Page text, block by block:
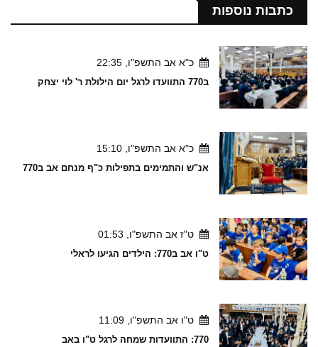
כתבות נוספות
כ"א אב התשפ"ו, 22:35
ב770 התוועדו לרגל יום הילולת ר' לוי יצחק
כ"א אב התשפ"ו, 15:10
אנ"ש והתמימים בתפילות כ"ף מנחם אב ב770
ט"ז אב התשפ"ו, 01:53
ט"ו אב ב770: הילדים הגיעו לראלי
ט"ו אב התשפ"ו, 11:09
770: התוועדות שמחה לרגל ט"ו באב